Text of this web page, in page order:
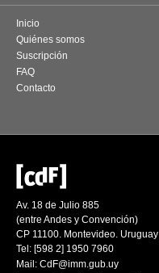
Inicio
Quiénes somos
Suscripción
FAQ
Contacto
Av. 18 de Julio 885
(entre Andes y Convención)
CP 11100. Montevideo. Uruguay
Tel: [598 2] 1950 7960
Mail: CdF@imm.gub.uy